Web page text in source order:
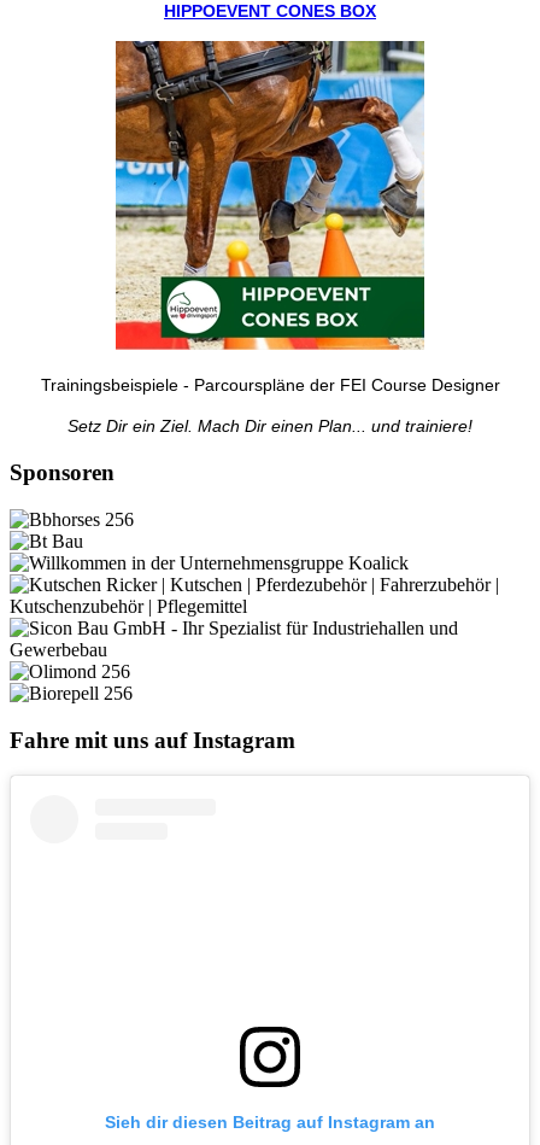
HIPPOEVENT CONES BOX
Trainingsbeispiele - Parcourspläne der FEI Course Designer
Setz Dir ein Ziel. Mach Dir einen Plan... und trainiere!
Sponsoren
Fahre mit uns auf Instagram
Sieh dir diesen Beitrag auf Instagram an